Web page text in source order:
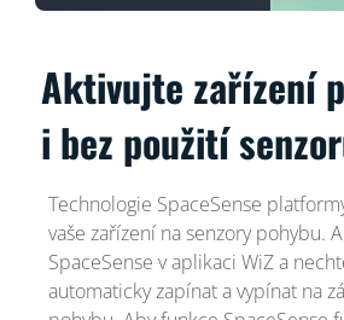
Aktivujte zařízení
i bez použití
Technologie SpaceSense
vaše zařízení na senzory pohybu.
SpaceSense v aplikaci WiZ a
automaticky zapínat a vypínat na